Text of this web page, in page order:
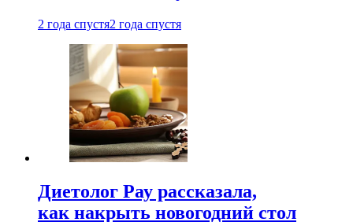
2 года спустя2 года спустя
Диетолог Рау рассказала,
как накрыть новогодний стол